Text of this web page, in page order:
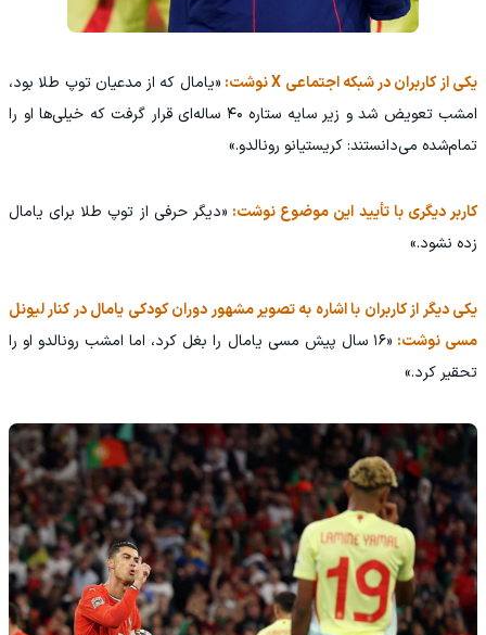
یکی از کاربران در شبکه اجتماعی X نوشت:
«یامال که از مدعیان توپ طلا بود،
امشب تعویض شد و زیر سایه ستاره ۴۰ ساله‌ای قرار گرفت که خیلی‌ها او را
تمام‌شده می‌دانستند: کریستیانو رونالدو.»
کاربر دیگری با تأیید این موضوع نوشت: «دیگر حرفی از توپ طلا برای یامال
زده نشود.»
یکی دیگر از کاربران با اشاره به تصویر مشهور دوران کودکی یامال در کنار لیونل
مسی نوشت:
«۱۶ سال پیش مسی یامال را بغل کرد، اما امشب رونالدو او را
تحقیر کرد.»